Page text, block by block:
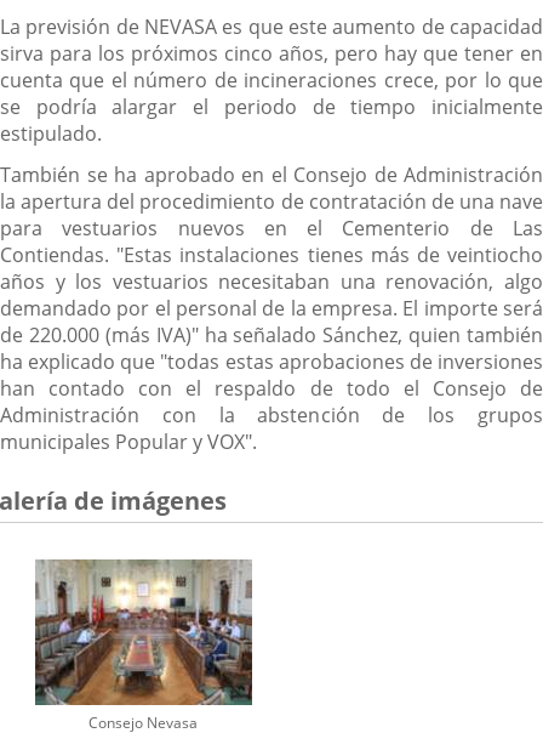
La previsión de NEVASA es que este aumento de capacidad
sirva para los próximos cinco años, pero hay que tener en
cuenta que el número de incineraciones crece, por lo que
se podría alargar el periodo de tiempo inicialmente
estipulado.
También se ha aprobado en el Consejo de Administración
la apertura del procedimiento de contratación de una nave
para vestuarios nuevos en el Cementerio de Las
Contiendas. "Estas instalaciones tienes más de veintiocho
años y los vestuarios necesitaban una renovación, algo
demandado por el personal de la empresa. El importe será
de 220.000 (más IVA)" ha señalado Sánchez, quien también
ha explicado que "todas estas aprobaciones de inversiones
han contado con el respaldo de todo el Consejo de
Administración con la abstención de los grupos
municipales Popular y VOX".
de imágenes
Consejo Nevasa